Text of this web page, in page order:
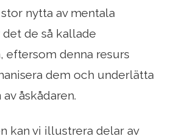
nytta av mentala
det de så kallade
eftersom denna resurs
dem och underlätta
åskådaren.
kan vi illustrera delar av